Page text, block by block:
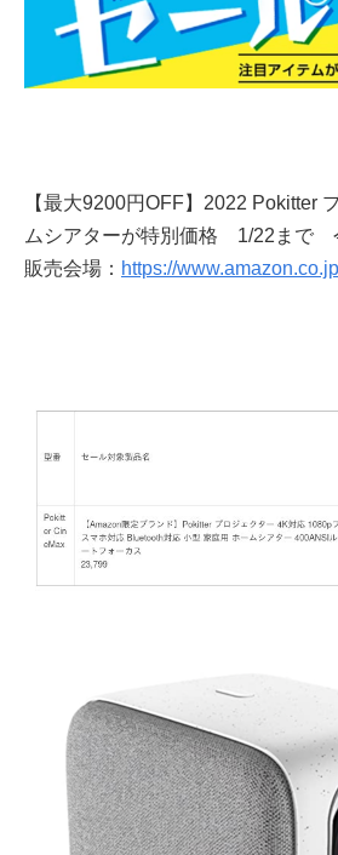
【最大9200円OFF】2022 Pokitter
ムシアターが特別価格 1/22まで
販売会場： https://